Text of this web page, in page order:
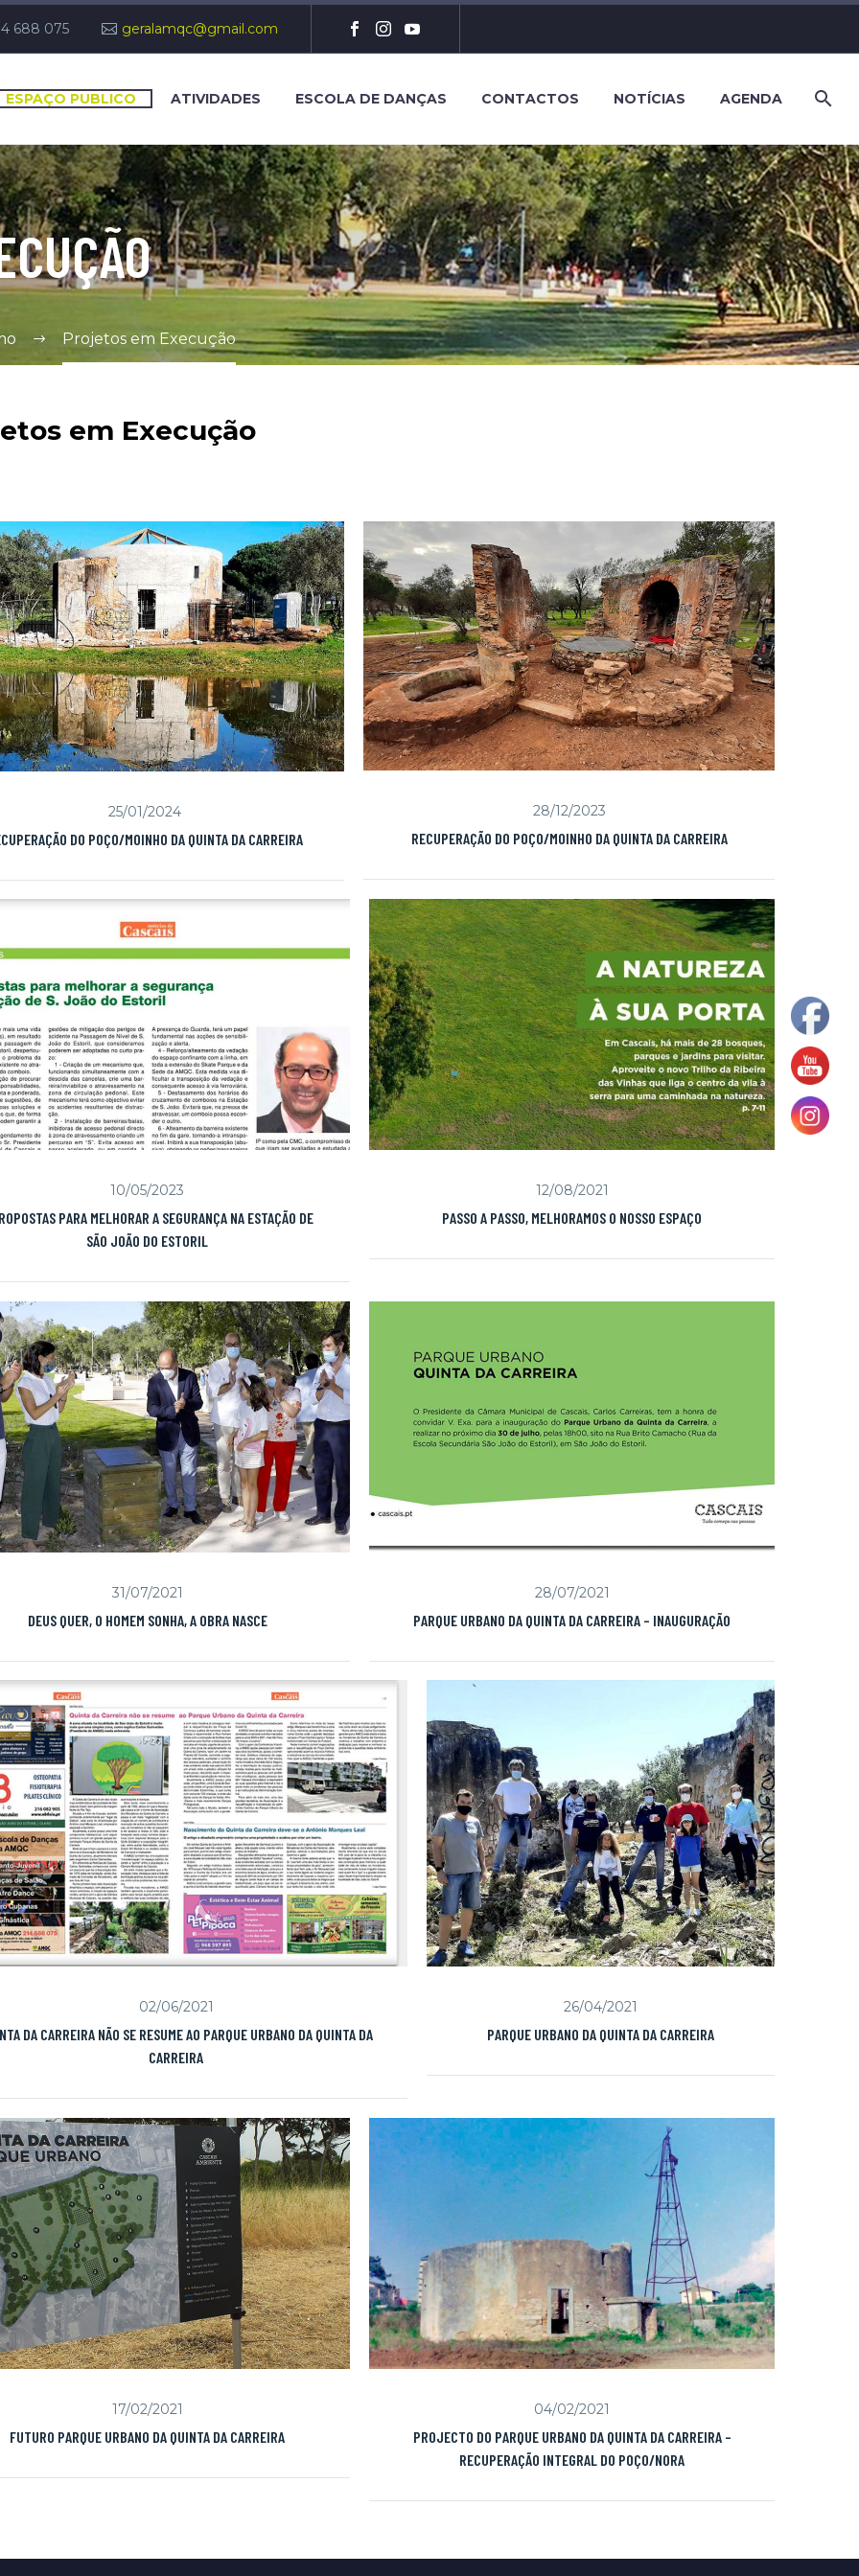
688 075 geralamqc@gmail.com
ESPAÇO PUBLICO ATIVIDADES ESCOLA DE DANÇAS CONTACTOS NOTÍCIAS AGENDA
Projetos em Execução
em Execução
25/01/2024
DO POÇO/MOINHO DA QUINTA DA CARREIRA
28/12/2023
RECUPERAÇÃO DO POÇO/MOINHO DA QUINTA DA CARREIRA
10/05/2023
PARA MELHORAR A SEGURANÇA NA ESTAÇÃO DE
SÃO JOÃO DO ESTORIL
12/08/2021
PASSO A PASSO, MELHORAMOS O NOSSO ESPAÇO
31/07/2021
DEUS QUER, O HOMEM SONHA, A OBRA NASCE
28/07/2021
PARQUE URBANO DA QUINTA DA CARREIRA – INAUGURAÇÃO
02/06/2021
DA CARREIRA NÃO SE RESUME AO PARQUE URBANO DA QUINTA DA
CARREIRA
26/04/2021
PARQUE URBANO DA QUINTA DA CARREIRA
17/02/2021
FUTURO PARQUE URBANO DA QUINTA DA CARREIRA
04/02/2021
PROJECTO DO PARQUE URBANO DA QUINTA DA CARREIRA –
RECUPERAÇÃO INTEGRAL DO POÇO/NORA